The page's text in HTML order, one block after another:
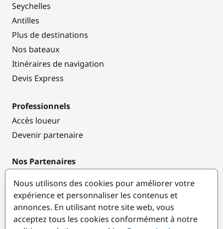
Seychelles
Antilles
Plus de destinations
Nos bateaux
Itinéraires de navigation
Devis Express
Professionnels
Accès loueur
Devenir partenaire
Nos Partenaires
Destinations populaires
Nous utilisons des cookies pour améliorer votre
expérience et personnaliser les contenus et
annonces. En utilisant notre site web, vous
acceptez tous les cookies conformément à notre